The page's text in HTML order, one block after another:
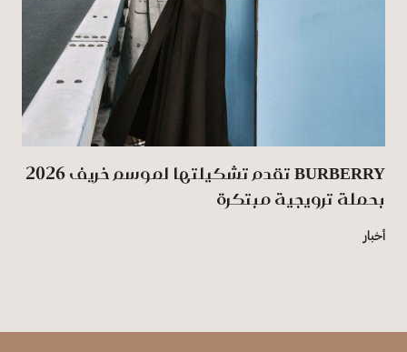
BURBERRY تقدم تشكيلتها لموسم خريف 2026
بحملة ترويجية مبتكرة
أخبار